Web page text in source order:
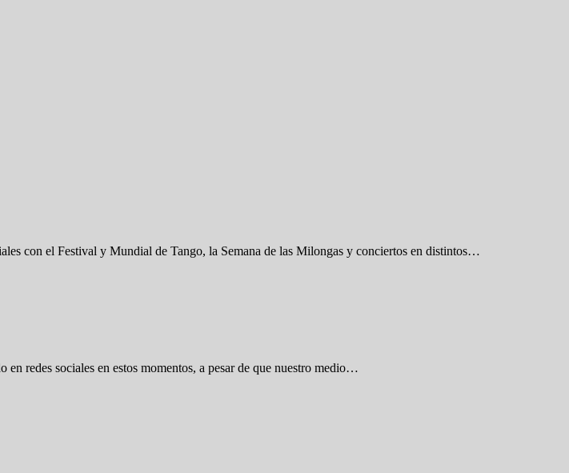
con el Festival y Mundial de Tango, la Semana de las Milongas y conciertos en distintos…
redes sociales en estos momentos, a pesar de que nuestro medio…